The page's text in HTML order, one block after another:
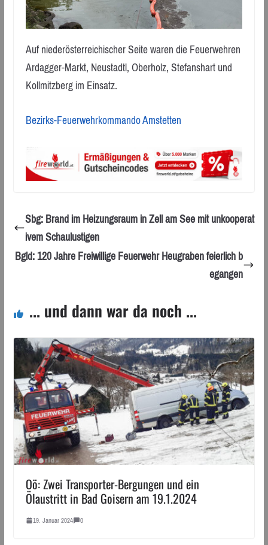
Auf niederösterreichischer Seite waren die Feuerwehren
Ardagger-Markt, Neustadtl, Oberholz, Stefanshart und
Kollmitzberg im Einsatz.
Bezirks-Feuerwehrkommando Amstetten
Sbg: Brand im Heizungsraum in Zell am See mit unkooperat
ivem Schaulustigen
Bgld: 120 Jahre Freiwillige Feuerwehr Heugraben feierlich b
egangen
... und dann war da noch ...
Oö: Zwei Transporter-Bergungen und ein
Ölaustritt in Bad Goisern am 19.1.2024
19. Januar 2024 0